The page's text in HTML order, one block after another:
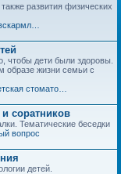
развития физических
чтобы дети были здоровы.
образе жизни семьи с
соратников
Тематические беседки
вопрос
детей.